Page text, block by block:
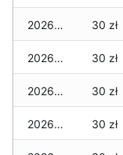
2026-03-16 30 zł
2026-03-15 30 zł
2026-03-14 30 zł
2026-03-13 30 zł